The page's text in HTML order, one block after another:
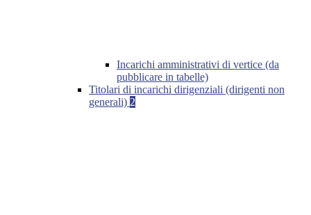
Incarichi amministrativi di vertice (da
pubblicare in tabelle)
Titolari di incarichi dirigenziali (dirigenti non
generali) 2